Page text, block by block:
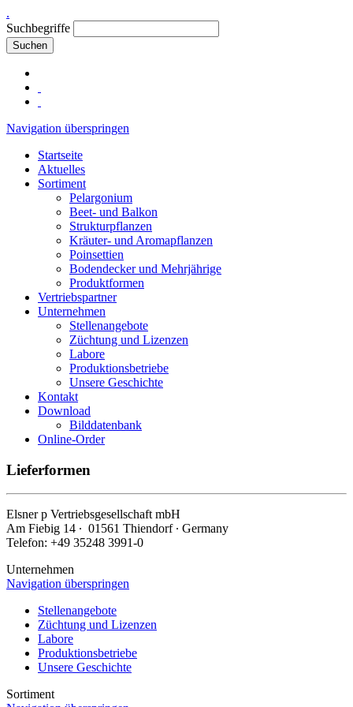
.
Suchbegriffe
Suchen
Navigation überspringen
Startseite
Aktuelles
Sortiment
Pelargonium
Beet- und Balkon
Strukturpflanzen
Kräuter- und Aromapflanzen
Poinsettien
Bodendecker und Mehrjährige
Produktformen
Vertriebspartner
Unternehmen
Stellenangebote
Züchtung und Lizenzen
Labore
Produktionsbetriebe
Unsere Geschichte
Kontakt
Download
Bilddatenbank
Online-Order
Lieferformen
Elsnerp Vertriebsgesellschaft mbH
Am Fiebig 14 ∙ 01561 Thiendorf ∙ Germany
Telefon: +49 35248 3991-0
Unternehmen
Navigation überspringen
Stellenangebote
Züchtung und Lizenzen
Labore
Produktionsbetriebe
Unsere Geschichte
Sortiment